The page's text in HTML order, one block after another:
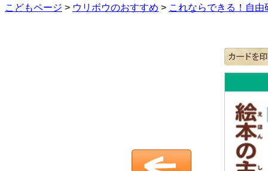
こどもページ > ウリボウのおすすめ > これならできる！自